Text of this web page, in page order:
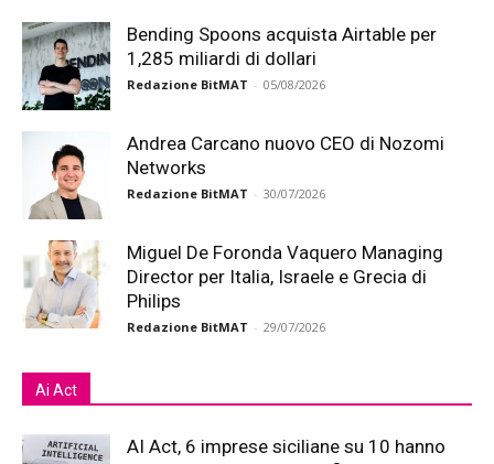
Bending Spoons acquista Airtable per
1,285 miliardi di dollari
Redazione BitMAT - 05/08/2026
Andrea Carcano nuovo CEO di Nozomi
Networks
Redazione BitMAT - 30/07/2026
Miguel De Foronda Vaquero Managing
Director per Italia, Israele e Grecia di
Philips
Redazione BitMAT - 29/07/2026
Ai Act
AI Act, 6 imprese siciliane su 10 hanno